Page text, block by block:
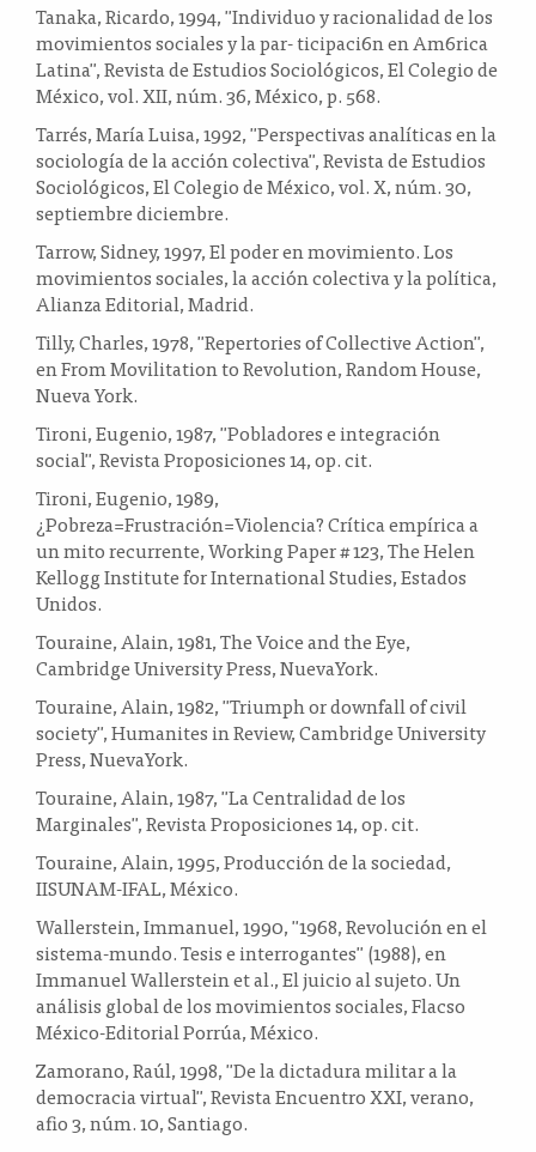
Tanaka, Ricardo, 1994, "Individuo y racionalidad de los
movimientos sociales y la par- ticipaci6n en Am6rica
Latina", Revista de Estudios Sociológicos, El Colegio de
México, vol. XII, núm. 36, México, p. 568.
Tarrés, María Luisa, 1992, "Perspectivas analíticas en la
sociología de la acción colectiva", Revista de Estudios
Sociológicos, El Colegio de México, vol. X, núm. 30,
septiembre diciembre.
Tarrow, Sidney, 1997, El poder en movimiento. Los
movimientos sociales, la acción colectiva y la política,
Alianza Editorial, Madrid.
Tilly, Charles, 1978, "Repertories of Collective Action",
en From Movilitation to Revolution, Random House,
Nueva York.
Tironi, Eugenio, 1987, "Pobladores e integración
social", Revista Proposiciones 14, op. cit.
Tironi, Eugenio, 1989,
¿Pobreza=Frustración=Violencia? Crítica empírica a
un mito recurrente, Working Paper # 123, The Helen
Kellogg Institute for International Studies, Estados
Unidos.
Touraine, Alain, 1981, The Voice and the Eye,
Cambridge University Press, NuevaYork.
Touraine, Alain, 1982, "Triumph or downfall of civil
society", Humanites in Review, Cambridge University
Press, NuevaYork.
Touraine, Alain, 1987, "La Centralidad de los
Marginales", Revista Proposiciones 14, op. cit.
Touraine, Alain, 1995, Producción de la sociedad,
IISUNAM-IFAL, México.
Wallerstein, Immanuel, 1990, "1968, Revolución en el
sistema-mundo. Tesis e interrogantes" (1988), en
Immanuel Wallerstein et al., El juicio al sujeto. Un
análisis global de los movimientos sociales, Flacso
México-Editorial Porrúa, México.
Zamorano, Raúl, 1998, "De la dictadura militar a la
democracia virtual", Revista Encuentro XXI, verano,
afio 3, núm. 10, Santiago.